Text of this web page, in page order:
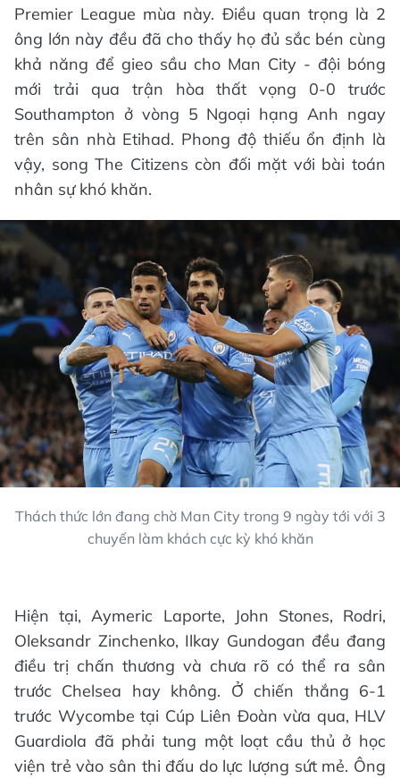
Premier League mùa này. Điều quan trọng là 2
ông lớn này đều đã cho thấy họ đủ sắc bén cùng
khả năng để gieo sầu cho Man City - đội bóng
mới trải qua trận hòa thất vọng 0-0 trước
Southampton ở vòng 5 Ngoại hạng Anh ngay
trên sân nhà Etihad. Phong độ thiếu ổn định là
vậy, song The Citizens còn đối mặt với bài toán
nhân sự khó khăn.
Thách thức lớn đang chờ Man City trong 9 ngày tới với 3
chuyến làm khách cực kỳ khó khăn
Hiện tại, Aymeric Laporte, John Stones, Rodri,
Oleksandr Zinchenko, Ilkay Gundogan đều đang
điều trị chấn thương và chưa rõ có thể ra sân
trước Chelsea hay không. Ở chiến thắng 6-1
trước Wycombe tại Cúp Liên Đoàn vừa qua, HLV
Guardiola đã phải tung một loạt cầu thủ ở học
viện trẻ vào sân thi đấu do lực lượng sứt mẻ. Ông